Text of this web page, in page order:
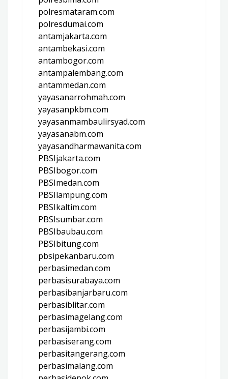
polresmataram.com
polresdumai.com
antamjakarta.com
antambekasi.com
antambogor.com
antampalembang.com
antammedan.com
yayasanarrohmah.com
yayasanpkbm.com
yayasanmambaulirsyad.com
yayasanabm.com
yayasandharmawanita.com
PBSIjakarta.com
PBSIbogor.com
PBSImedan.com
PBSIlampung.com
PBSIkaltim.com
PBSIsumbar.com
PBSIbaubau.com
PBSIbitung.com
pbsipekanbaru.com
perbasimedan.com
perbasisurabaya.com
perbasibanjarbaru.com
perbasiblitar.com
perbasimagelang.com
perbasijambi.com
perbasiserang.com
perbasitangerang.com
perbasimalang.com